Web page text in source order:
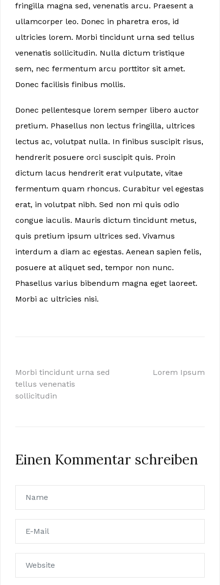
fringilla magna sed, venenatis arcu. Praesent a
ullamcorper leo. Donec in pharetra eros, id
ultricies lorem. Morbi tincidunt urna sed tellus
venenatis sollicitudin. Nulla dictum tristique
sem, nec fermentum arcu porttitor sit amet.
Donec facilisis finibus mollis.
Donec pellentesque lorem semper libero auctor
pretium. Phasellus non lectus fringilla, ultrices
lectus ac, volutpat nulla. In finibus suscipit risus,
hendrerit posuere orci suscipit quis. Proin
dictum lacus hendrerit erat vulputate, vitae
fermentum quam rhoncus. Curabitur vel egestas
erat, in volutpat nibh. Sed non mi quis odio
congue iaculis. Mauris dictum tincidunt metus,
quis pretium ipsum ultrices sed. Vivamus
interdum a diam ac egestas. Aenean sapien felis,
posuere at aliquet sed, tempor non nunc.
Phasellus varius bibendum magna eget laoreet.
Morbi ac ultricies nisi.
Beitragsnavigation
Morbi tincidunt urna sed
tellus venenatis
sollicitudin
Lorem Ipsum
Einen Kommentar schreiben